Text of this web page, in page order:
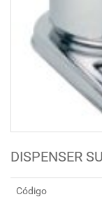
DISPENSER
Código